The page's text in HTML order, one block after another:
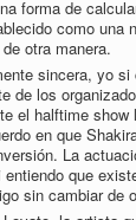
forma de
como una
otra manera.
sincera, yo
de los
el halftime
en que
La
que
sin cambiar de